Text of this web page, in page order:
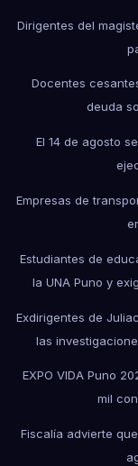
Dirigentes del
Docentes
deuda
El 14 de agosto
Empresas de
Estudiantes de
la UNA Puno y
Exdirigentes de
las
EXPO VIDA Puno
mil
Fiscalía advierte